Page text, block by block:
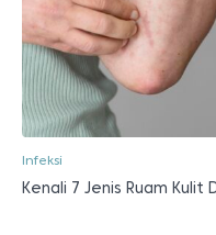
Infeksi
Kenali 7 Jenis Ruam Kulit